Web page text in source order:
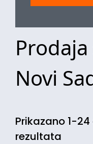
Novi
Prikazano 1-
rezultata